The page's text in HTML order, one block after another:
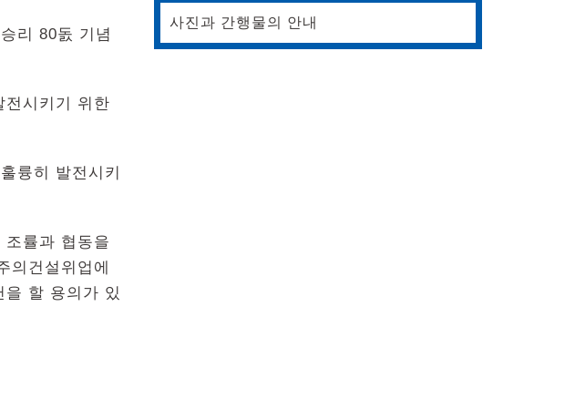
리 80돐 기념
전시키기 위한
륭히 발전시키
률과 협동을
의건설위업에
할 용의가 있
사진과 간행물의 안내